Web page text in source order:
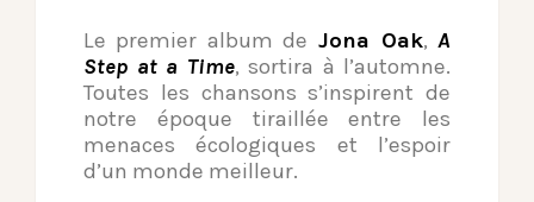
Le premier album de Jona Oak,A
Step at a Time, sortira à l’automne.
Toutes les chansons s’inspirent de
notre époque tiraillée entre les
menaces écologiques et l’espoir
d’un monde meilleur.